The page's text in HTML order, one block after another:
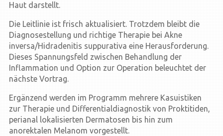
Haut darstellt.
Die Leitlinie ist frisch aktualisiert. Trotzdem bleibt die
Diagnosestellung und richtige Therapie bei Akne
inversa/Hidradenitis suppurativa eine Herausforderung.
Dieses Spannungsfeld zwischen Behandlung der
Inflammation und Option zur Operation beleuchtet der
nächste Vortrag.
Ergänzend werden im Programm mehrere Kasuistiken
zur Therapie und Differentialdiagnostik von Proktitiden,
perianal lokalisierten Dermatosen bis hin zum
anorektalen Melanom vorgestellt.